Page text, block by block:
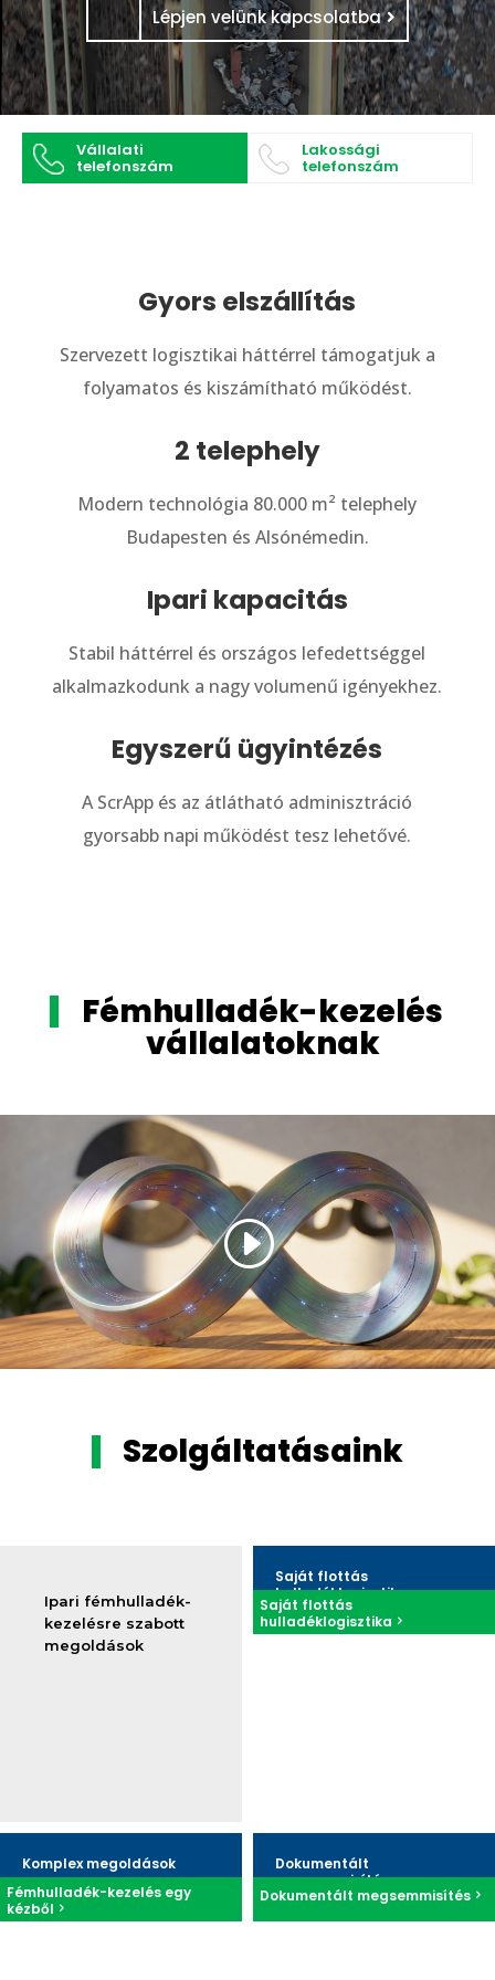
Lépjen velünk kapcsolatba
Vállalati
telefonszám
Lakossági
telefonszám
Gyors elszállítás
Szervezett logisztikai háttérrel támogatjuk a
folyamatos és kiszámítható működést.
2 telephely
Modern technológia 80.000 m² telephely
Budapesten és Alsónémedin.
Ipari kapacitás
Stabil háttérrel és országos lefedettséggel
alkalmazkodunk a nagy volumenű igényekhez.
Egyszerű ügyintézés
A ScrApp és az átlátható adminisztráció
gyorsabb napi működést tesz lehetővé.
Fémhulladék-kezelés
vállalatoknak
Szolgáltatásaink
Ipari fémhulladék-
kezelésre szabott
megoldások
Saját flottás
hulladéklogisztika
Saját flottás
hulladéklogisztika
Rugalmas, pontos
Tovább
Fémhulladék-kezelés egy
kézből
Komplex megoldások
egyedi igényekhez igazodó
Dokumentált megsemmisítés
Dokumentált
megsemmisítés
Adathordozók